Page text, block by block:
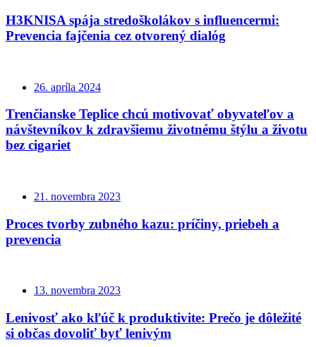
H3KNISA spája stredoškolákov s influencermi:
Prevencia fajčenia cez otvorený dialóg
26. apríla 2024
Trenčianske Teplice chcú motivovať obyvateľov a
návštevníkov k zdravšiemu životnému štýlu a životu
bez cigariet
21. novembra 2023
Proces tvorby zubného kazu: príčiny, priebeh a
prevencia
13. novembra 2023
Lenivosť ako kľúč k produktivite: Prečo je dôležité
si občas dovoliť byť lenivým